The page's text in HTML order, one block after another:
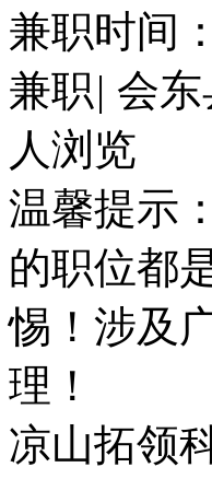
兼职时间
兼职| 会东
人浏览
温馨提示
的职位都
惕！涉及
理！
凉山拓领